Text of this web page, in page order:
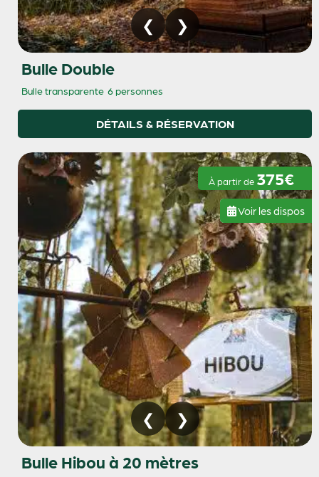
Bulle Double
Bulle transparente 6 personnes
DÉTAILS & RÉSERVATION
À partir de 375€
Voir les dispos
Bulle Hibou à 20 mètres